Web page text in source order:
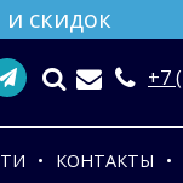
скидок
+7 (
КОНТАКТЫ